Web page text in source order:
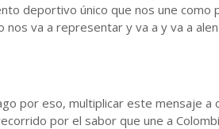
deportivo único que nos une como
va a representar y va a y va a
por eso, multiplicar este mensaje a
por el sabor que une a